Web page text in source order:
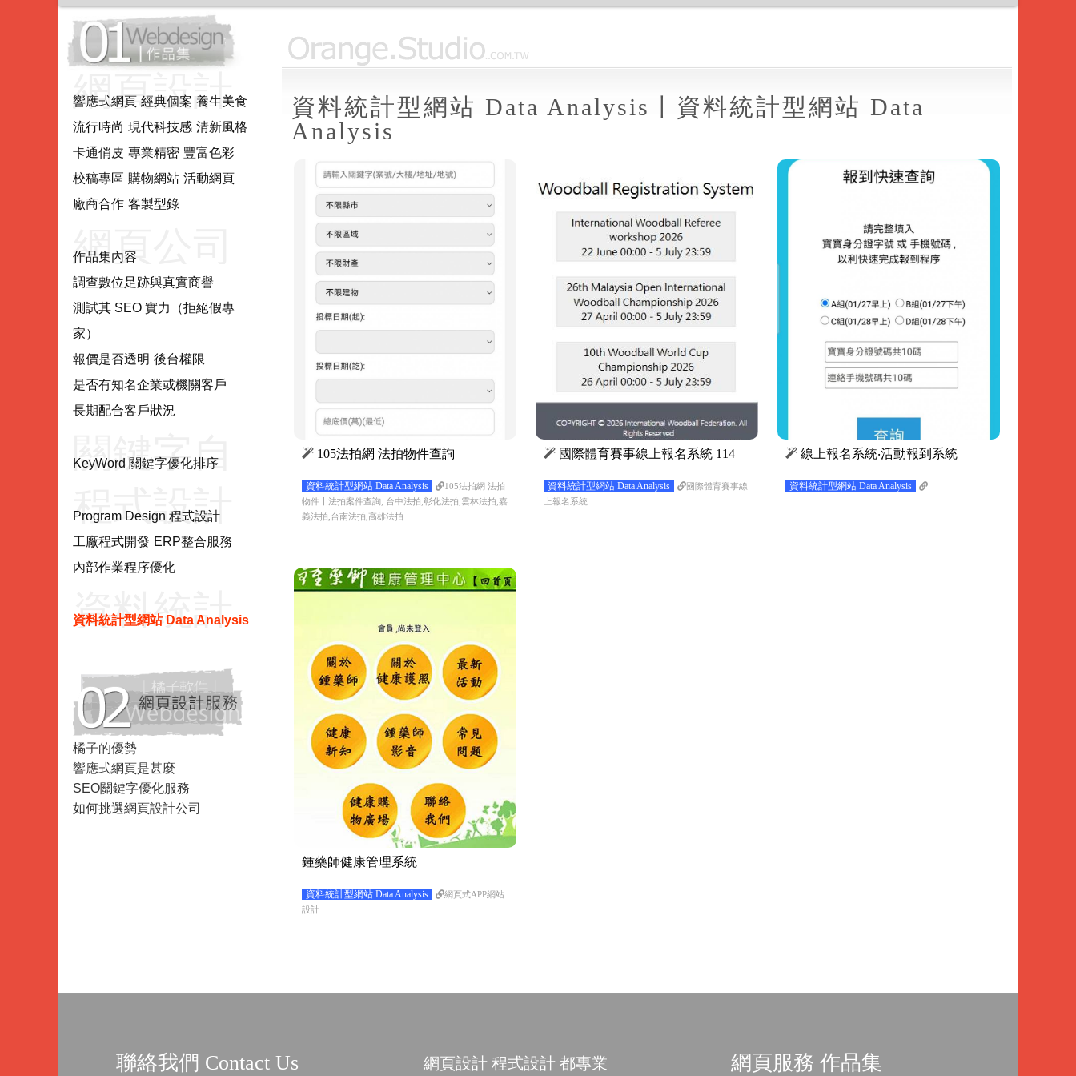
網頁設計.
網站製作.
網站系統
響應式網頁 經典個案 養生美食
流行時尚 現代科技感 清新風格
卡通俏皮 專業精密 豐富色彩
校稿專區 購物網站 活動網頁
廠商合作 客製型錄
網頁公司
推薦評估
項目
作品集內容
調查數位足跡與真實商譽
測試其 SEO 實力（拒絕假專
家）
報價是否透明 後台權限
是否有知名企業或機關客戶
長期配合客戶狀況
關鍵字自
然優化
KeyWord
KeyWord 關鍵字優化排序
程式設計
Program
Design
Program Design 程式設計
工廠程式開發 ERP整合服務
內部作業程序優化
資料統計
型網站
Data
Analysis
資料統計型網站 Data Analysis
橘子的優勢
響應式網頁是甚麼
SEO關鍵字優化服務
如何挑選網頁設計公司
資料統計型網站 Data Analysis〡資料統計型網站 Data
Analysis
105法拍網 法拍物件查詢
資料統計型網站 Data Analysis
105法拍網 法拍
物件〡法拍案件查詢, 台中法拍,彰化法拍,雲林法拍,嘉
義法拍,台南法拍,高雄法拍
國際體育賽事線上報名系統 114
資料統計型網站 Data Analysis
國際體育賽事線
上報名系統
線上報名系統‧活動報到系統
資料統計型網站 Data Analysis
鍾藥師健康管理系統
資料統計型網站 Data Analysis
網頁式APP網站
設計
聯絡我們 Contact Us 網頁設計 程式設計 都專業 網頁服務 作品集